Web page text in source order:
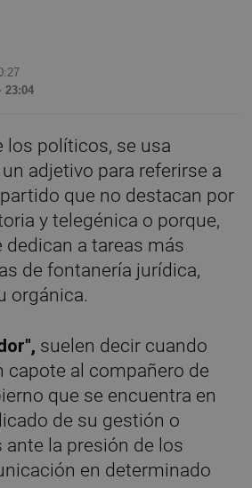
23:04
los políticos, se usa
adjetivo para referirse a
que no destacan por
y telegénica o porque,
a tareas más
de fontanería jurídica,
orgánica.
suelen decir cuando
capote al compañero de
que se encuentra en
de su gestión o
ante la presión de los
en determinado